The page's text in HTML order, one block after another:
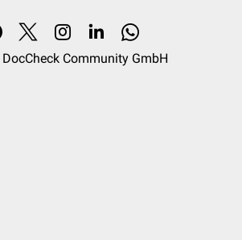
DocCheck Community GmbH